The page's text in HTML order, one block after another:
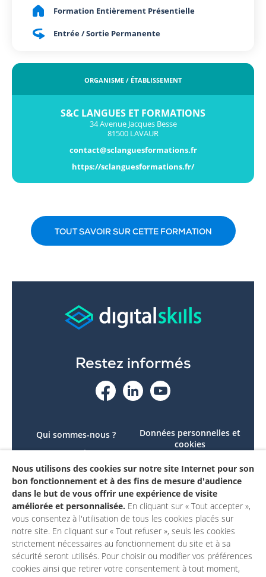
Formation Entièrement Présentielle
Entrée / Sortie Permanente
ORGANISME / ÉTABLISSEMENT
S&C LANGUES ET FORMATIONS
34 Avenue Jacques Besse
81500 LAVAUR
contact@sclanguesformations.fr
https://sclanguesformations.fr/
TOUT SAVOIR SUR CETTE FORMATION
Restez informés
Qui sommes-nous ?
Le projet
Contactez-nous
Mon compte
Données personnelles et
cookies
conforme
Mentions légales
Nous utilisons des cookies sur notre site Internet pour son
bon fonctionnement et à des fins de mesure d'audience
dans le but de vous offrir une expérience de visite
améliorée et personnalisée. En cliquant sur « Tout accepter »,
vous consentez à l'utilisation de tous les cookies placés sur
notre site. En cliquant sur « Tout refuser », seuls les cookies
strictement nécessaires au fonctionnement du site et à sa
sécurité seront utilisés. Pour choisir ou modifier vos préférences
cookies ainsi que retirer votre consentement à tout moment,